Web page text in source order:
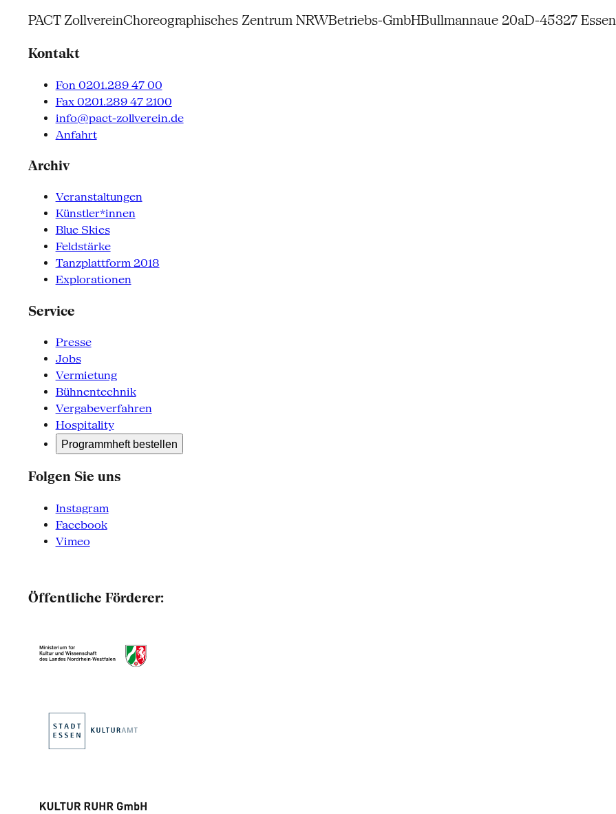
PACT ZollvereinChoreographisches Zentrum NRWBetriebs-GmbHBullmannaue 20aD-45327 Essen
Kontakt
Fon 0201.289 47 00
Fax 0201.289 47 2100
info@pact-zollverein.de
Anfahrt
Archiv
Veranstaltungen
Künstler*innen
Blue Skies
Feldstärke
Tanzplattform 2018
Explorationen
Service
Presse
Jobs
Vermietung
Bühnentechnik
Vergabeverfahren
Hospitality
Programmheft bestellen
Folgen Sie uns
Instagram
Facebook
Vimeo
Öffentliche Förderer: